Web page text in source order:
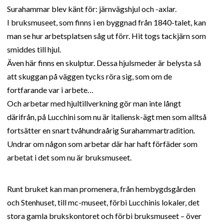
Surahammar blev känt för: järnvägshjul och -axlar.
I bruksmuseet, som finns i en byggnad från 1840-talet, kan
man se hur arbetsplatsen såg ut förr. Hit togs tackjärn som
smiddes till hjul.
Även här finns en skulptur. Dessa hjulsmeder är belysta så
att skuggan på väggen tycks röra sig, som om de
fortfarande var i arbete…
Och arbetar med hjultillverkning gör man inte långt
därifrån, på Lucchini som nu är italiensk-ägt men som alltså
fortsätter en snart tvåhundraårig Surahammartradition.
Undrar om någon som arbetar där har haft förfäder som
arbetat i det som nu är bruksmuseet.
Runt bruket kan man promenera, från hembygdsgården
och Stenhuset, till mc-museet, förbi Lucchinis lokaler, det
stora gamla brukskontoret och förbi bruksmuseet – över